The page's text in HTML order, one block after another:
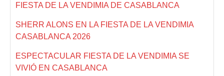
FIESTA DE LA VENDIMIA DE CASABLANCA
SHERR ALONS EN LA FIESTA DE LA VENDIMIA
CASABLANCA 2026
ESPECTACULAR FIESTA DE LA VENDIMIA SE
VIVIÓ EN CASABLANCA